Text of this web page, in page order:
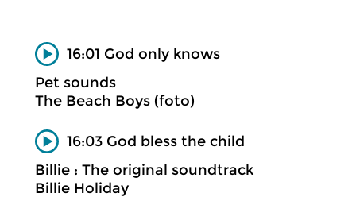
16:01 God only knows
Pet sounds
The Beach Boys (foto)
16:03 God bless the child
Billie : The original soundtrack
Billie Holiday